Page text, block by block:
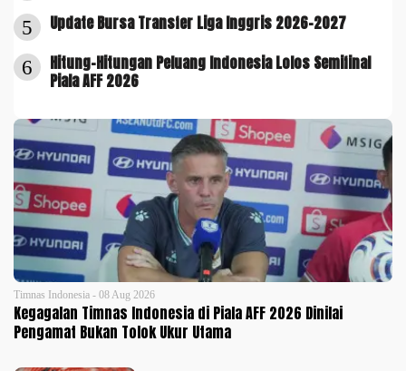
5 Update Bursa Transfer Liga Inggris 2026-2027
6
Hitung-Hitungan Peluang Indonesia Lolos Semifinal
Piala AFF 2026
Timnas Indonesia - 08 Aug 2026
Kegagalan Timnas Indonesia di Piala AFF 2026 Dinilai
Pengamat Bukan Tolok Ukur Utama